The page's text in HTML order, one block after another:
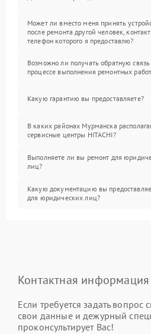
Может ли вместо меня принять
после ремонта другой человек,
телефон которого я предоставлю?
Возможно ли получать обратную связь
процессе выполнения ремонтных
Какую гарантию вы предоставляете?
В каких районах Мурманска
сервисные центры HITACHI?
Выполняете ли вы ремонт для
лиц?
Какую документацию вы
для юридических лиц?
Контактная информация
Если требуется задать вопрос
свои данные и дежурный
проконсультирует Вас!